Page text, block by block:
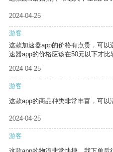
2024-04-25
游客
这款加速器app的价格有点贵，可
速器app的价格应该在50元以下才比
2024-04-25
游客
这款app的商品种类非常丰富，可以
2024-04-25
游客